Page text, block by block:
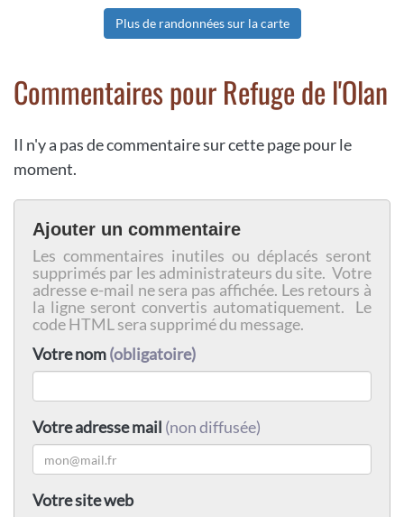
Plus de randonnées sur la carte
Commentaires pour Refuge de l'Olan
Il n'y a pas de commentaire sur cette page pour le
moment.
Ajouter un commentaire
Les commentaires inutiles ou déplacés seront
supprimés par les administrateurs du site. Votre
adresse e-mail ne sera pas affichée. Les retours à
la ligne seront convertis automatiquement. Le
code HTML sera supprimé du message.
Votre nom(obligatoire)
Votre adresse mail (non diffusée)
Votre site web